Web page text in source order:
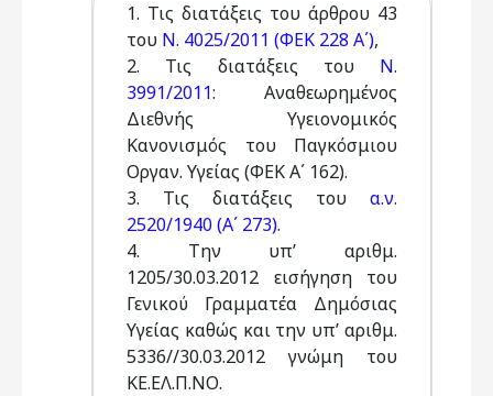
1. Τις διατάξεις του άρθρου 43
του Ν. 4025/2011 (ΦΕΚ 228 Α΄),
2. Τις διατάξεις του Ν.
3991/2011: Αναθεωρημένος
Διεθνής Υγειονομικός
Κανονισμός του Παγκόσμιου
Οργαν. Υγείας (ΦΕΚ Α΄ 162).
3. Τις διατάξεις του α.ν.
2520/1940 (Α΄ 273).
4. Την υπ’ αριθμ.
1205/30.03.2012 εισήγηση του
Γενικού Γραμματέα Δημόσιας
Υγείας καθώς και την υπ’ αριθμ.
5336//30.03.2012 γνώμη του
ΚΕ.ΕΛ.Π.ΝΟ.